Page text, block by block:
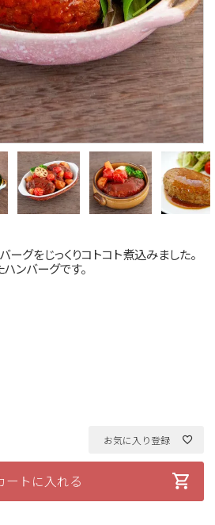
グをじっくりコトコト煮込みました。
ンバーグです。
お気に入り登録
ートに入れる